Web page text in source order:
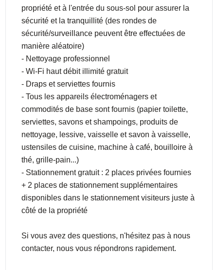
propriété et à l'entrée du sous-sol pour assurer la
sécurité et la tranquillité (des rondes de
sécurité/surveillance peuvent être effectuées de
manière aléatoire)
- Nettoyage professionnel
- Wi-Fi haut débit illimité gratuit
- Draps et serviettes fournis
- Tous les appareils électroménagers et
commodités de base sont fournis (papier toilette,
serviettes, savons et shampoings, produits de
nettoyage, lessive, vaisselle et savon à vaisselle,
ustensiles de cuisine, machine à café, bouilloire à
thé, grille-pain...)
- Stationnement gratuit : 2 places privées fournies
+ 2 places de stationnement supplémentaires
disponibles dans le stationnement visiteurs juste à
côté de la propriété
Si vous avez des questions, n'hésitez pas à nous
contacter, nous vous répondrons rapidement.